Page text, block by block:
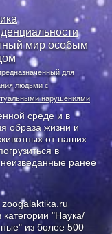
мир особым
для
людьми с
нарушениями
среде и в
образа жизни и
от наших
в
ранее
категории "Наука/
из более 500